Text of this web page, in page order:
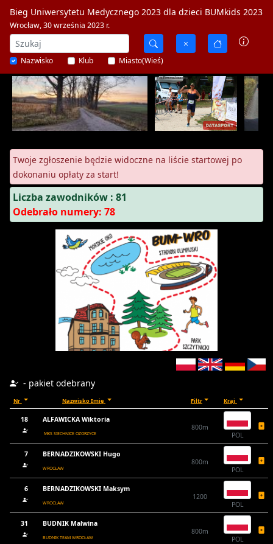
Bieg Uniwersytetu Medycznego 2023 dla dzieci BUMkids 2023
Wrocław, 30 września 2023 r.
Nazwisko Klub Miasto(Wieś)
Twoje zgłoszenie będzie widoczne na liście startowej po
dokonaniu opłaty za start!
Liczba zawodników : 81
Odebrało numery: 78
- pakiet odebrany
Nr Nazwisko Imię Filtr Kraj
18 ALFAWICKA Wiktoria
MKS SIECHNICE OZORZYCE
800m
POL
7 BERNADZIKOWSKI Hugo
WROCŁAW
800m
POL
6 BERNADZIKOWSKI Maksym
WROCŁAW
1200
POL
31 BUDNIK Malwina
BUDNIK TEAM WROCŁAW
800m
POL